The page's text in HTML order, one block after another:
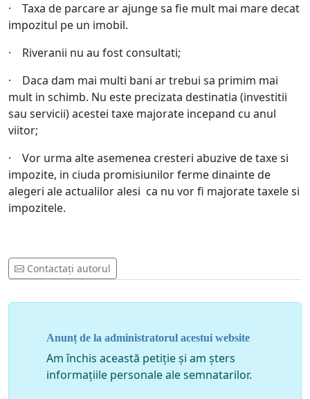
· Taxa de parcare ar ajunge sa fie mult mai mare decat
impozitul pe un imobil.
· Riveranii nu au fost consultati;
· Daca dam mai multi bani ar trebui sa primim mai
mult in schimb. Nu este precizata destinatia (investitii
sau servicii) acestei taxe majorate incepand cu anul
viitor;
· Vor urma alte asemenea cresteri abuzive de taxe si
impozite, in ciuda promisiunilor ferme dinainte de
alegeri ale actualilor alesi ca nu vor fi majorate taxele si
impozitele.
Contactați autorul
Anunț de la administratorul acestui website
Am închis această petiție și am șters
informațiile personale ale semnatarilor.